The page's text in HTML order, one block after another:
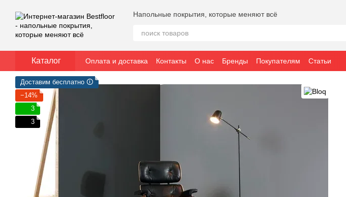
Напольные покрытия, которые меняют всё
Каталог Оплата и доставка Контакты О нас Бренды Покупателям Статьи
Доставим бесплатно 🛈
−14%
3
3